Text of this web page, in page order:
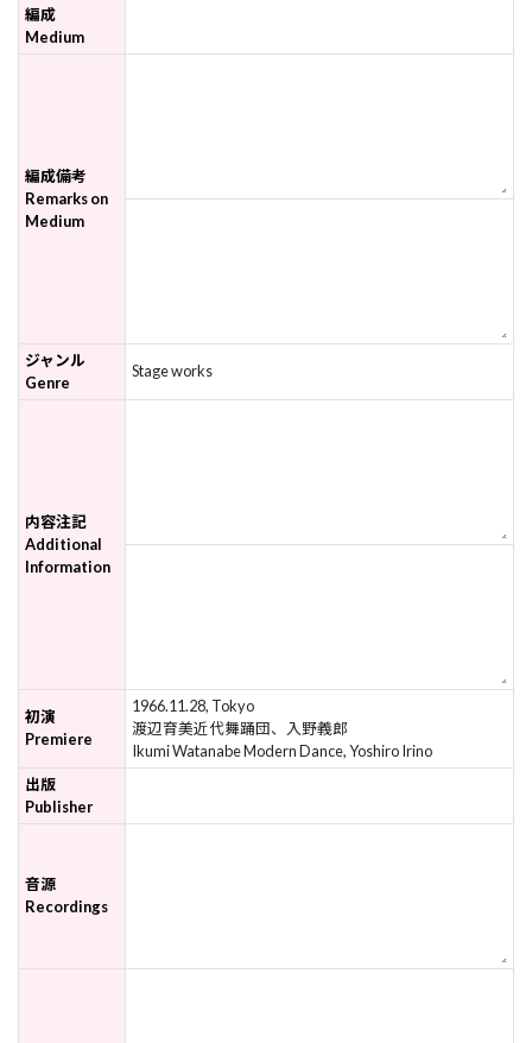
編成
Medium
編成備考
Remarks on
Medium
ジャンル
Genre
Stage works
内容注記
Additional
Information
初演
Premiere
1966.11.28, Tokyo
渡辺育美近代舞踊団、入野義郎
Ikumi Watanabe Modern Dance, Yoshiro Irino
出版
Publisher
音源
Recordings